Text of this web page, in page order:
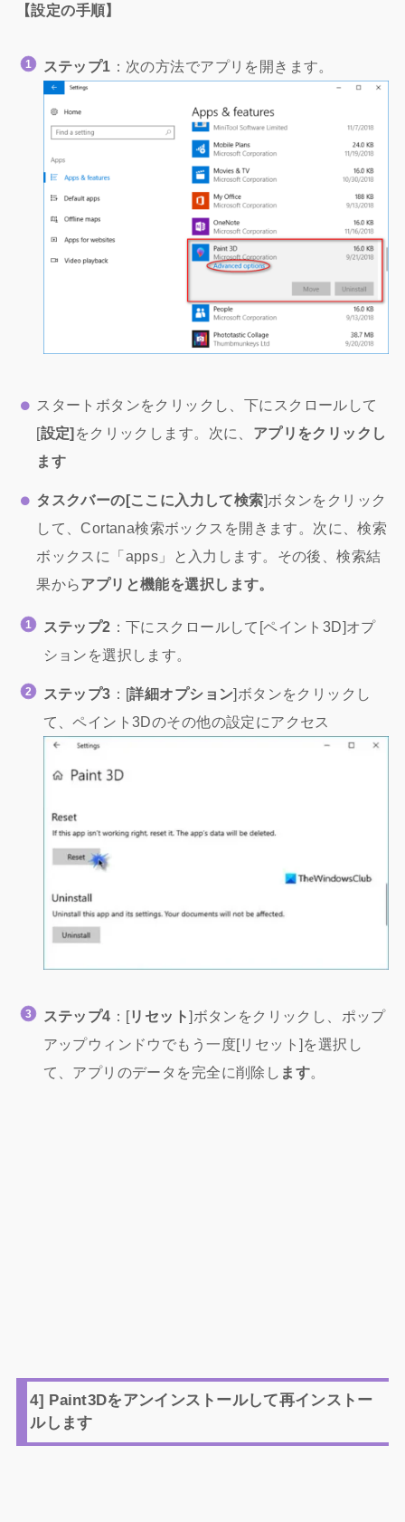
【設定の手順】
ステップ1 ：次の方法でアプリを開きます。
スタートボタンをクリックし、下にスクロールして
[設定]をクリックします。次に、 アプリをクリックし
ます
タスクバーの[ここに入力して検索]ボタンをクリック
して、Cortana検索ボックスを開きます。次に、検索
ボックスに「apps」と入力します。その後、検索結
果からアプリと機能を選択します。
ステップ2 ：下にスクロールして[ペイント3D]オプ
ションを選択します。
ステップ3 ：[詳細オプション]ボタンをクリックし
て、ペイント3Dのその他の設定にアクセス
ステップ4 ：[リセット]ボタンをクリックし、ポップ
アップウィンドウでもう一度[リセット]を選択し
て、アプリのデータを完全に削除し ます。
4] Paint3Dをアンインストールして再インストー
ルします